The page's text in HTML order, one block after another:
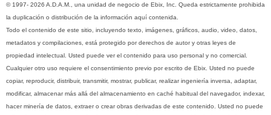
© 1997- 2026 A.D.A.M., una unidad de negocio de Ebix, Inc. Queda estrictamente prohibida
la duplicación o distribución de la información aquí contenida.
Todo el contenido de este sitio, incluyendo texto, imágenes, gráficos, audio, video, datos,
metadatos y compilaciones, está protegido por derechos de autor y otras leyes de
propiedad intelectual. Usted puede ver el contenido para uso personal y no comercial.
Cualquier otro uso requiere el consentimiento previo por escrito de Ebix. Usted no puede
copiar, reproducir, distribuir, transmitir, mostrar, publicar, realizar ingeniería inversa, adaptar,
modificar, almacenar más allá del almacenamiento en caché habitual del navegador, indexar,
hacer minería de datos, extraer o crear obras derivadas de este contenido. Usted no puede